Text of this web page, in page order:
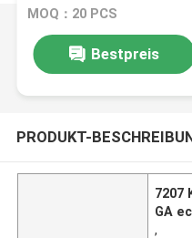
MOQ：20 PCS
Bestpreis
PRODUKT-
7207
GA
,